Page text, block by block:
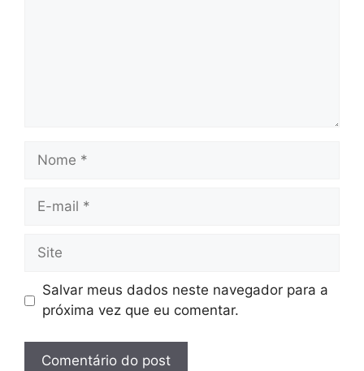
Nome
Site
Salvar meus dados neste navegador para a
próxima vez que eu comentar.